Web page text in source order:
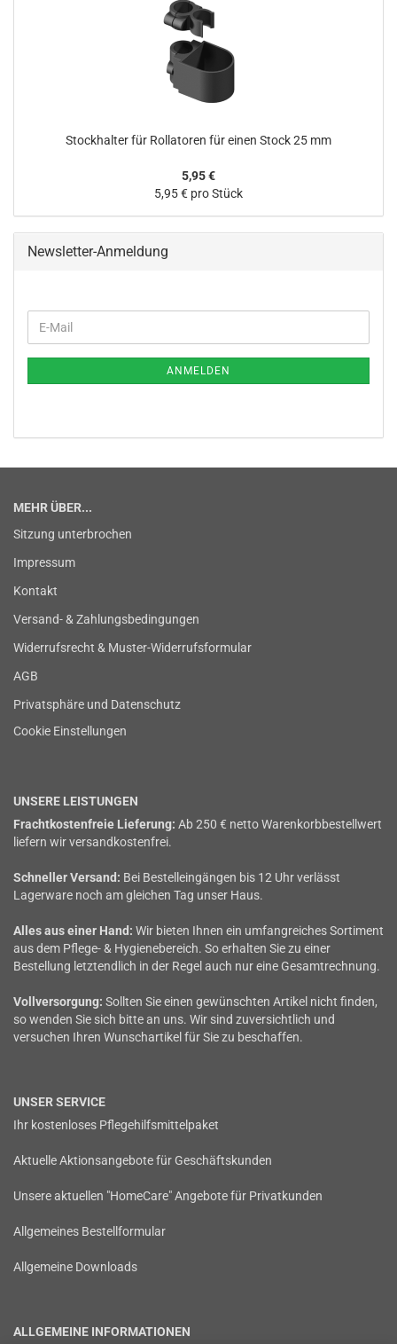
Stockhalter für Rollatoren für einen Stock 25 mm
5,95 €
5,95 € pro Stück
Newsletter-Anmeldung
ZUR
E-
Mail
ANMELDEN
MEHR ÜBER...
Sitzung unterbrochen
Impressum
Kontakt
Versand- & Zahlungsbedingungen
Widerrufsrecht & Muster-Widerrufsformular
AGB
Privatsphäre und Datenschutz
Cookie Einstellungen
UNSERE LEISTUNGEN
Frachtkostenfreie Lieferung: Ab 250 € netto Warenkorbbestellwert
liefern wir versandkostenfrei.
Schneller Versand: Bei Bestelleingängen bis 12 Uhr verlässt
Lagerware noch am gleichen Tag unser Haus.
Alles aus einer Hand: Wir bieten Ihnen ein umfangreiches Sortiment
aus dem Pflege- & Hygienebereich. So erhalten Sie zu einer
Bestellung letztendlich in der Regel auch nur eine Gesamtrechnung.
Vollversorgung: Sollten Sie einen gewünschten Artikel nicht finden,
so wenden Sie sich bitte an uns. Wir sind zuversichtlich und
versuchen Ihren Wunschartikel für Sie zu beschaffen.
UNSER SERVICE
Ihr kostenloses Pflegehilfsmittelpaket
Aktuelle Aktionsangebote für Geschäftskunden
Unsere aktuellen "HomeCare" Angebote für Privatkunden
Allgemeines Bestellformular
Allgemeine Downloads
ALLGEMEINE INFORMATIONEN